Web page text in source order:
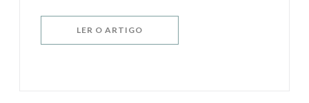
LER O ARTIGO((ABRE NUMA NOVA JANELA))